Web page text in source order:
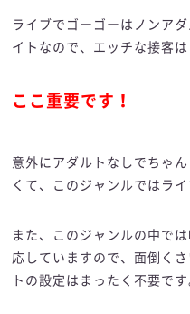
ライブでゴーゴーはノンア
イトなので、エッチな接客
ここ重要です！
意外にアダルトなしでちゃ
くて、このジャンルではラ
また、このジャンルの中で
応していますので、面倒く
トの設定はまったく不要です